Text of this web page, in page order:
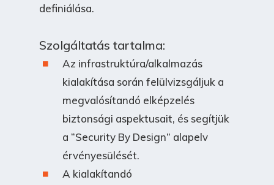
definiálása.
Szolgáltatás tartalma:
Az infrastruktúra/alkalmazás
kialakítása során felülvizsgáljuk a
megvalósítandó elképzelés
biztonsági aspektusait, és segítjük
a “Security By Design” alapelv
érvényesülését.
A kialakítandó